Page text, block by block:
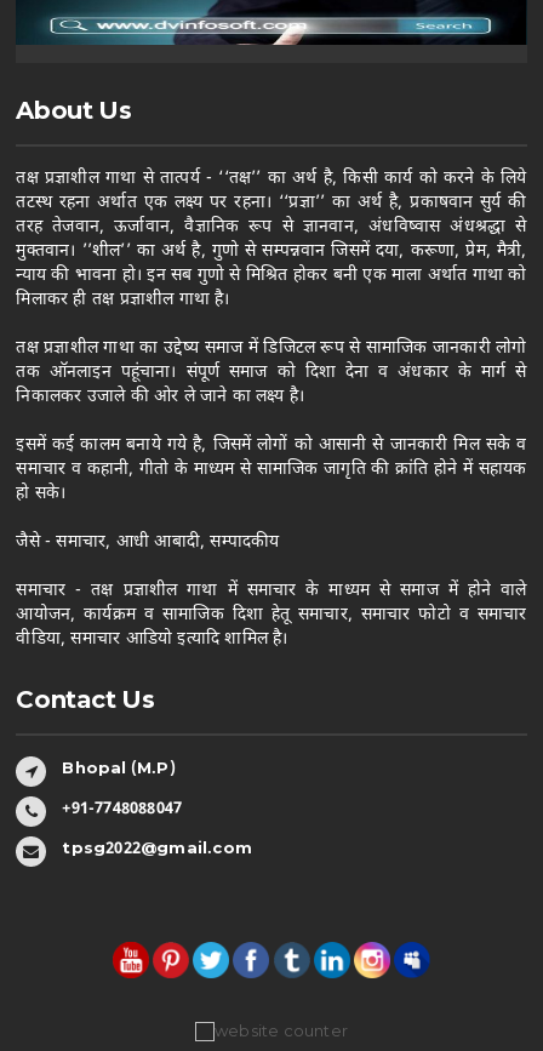
About Us
तक्ष प्रज्ञाशील गाथा से तात्पर्य - ‘‘तक्ष’’ का अर्थ है, किसी कार्य को करने के लिये
तटस्थ रहना अर्थात एक लक्ष्य पर रहना। ‘‘प्रज्ञा’’ का अर्थ है, प्रकाषवान सुर्य की
तरह तेजवान, ऊर्जावान, वैज्ञानिक रूप से ज्ञानवान, अंधविष्वास अंधश्रद्धा से
मुक्तवान। ’’शील’’ का अर्थ है, गुणो से सम्पन्नवान जिसमें दया, करूणा, प्रेम, मैत्री,
न्याय की भावना हो। इन सब गुणो से मिश्रित होकर बनी एक माला अर्थात गाथा को
मिलाकर ही तक्ष प्रज्ञाशील गाथा है।
तक्ष प्रज्ञाशील गाथा का उद्देष्य समाज में डिजिटल रूप से सामाजिक जानकारी लोगो
तक ऑनलाइन पहूंचाना। संपूर्ण समाज को दिशा देना व अंधकार के मार्ग से
निकालकर उजाले की ओर ले जाने का लक्ष्य है।
इसमें कई कालम बनाये गये है, जिसमें लोगों को आसानी से जानकारी मिल सके व
समाचार व कहानी, गीतो के माध्यम से सामाजिक जागृति की क्रांति होने में सहायक
हो सके।
जैसे - समाचार, आधी आबादी, सम्पादकीय
समाचार - तक्ष प्रज्ञाशील गाथा में समाचार के माध्यम से समाज में होने वाले
आयोजन, कार्यक्रम व सामाजिक दिशा हेतू समाचार, समाचार फोटो व समाचार
वीडिया, समाचार आडियो इत्यादि शामिल है।
Contact Us
Bhopal (M.P)
+91-7748088047
tpsg2022@gmail.com